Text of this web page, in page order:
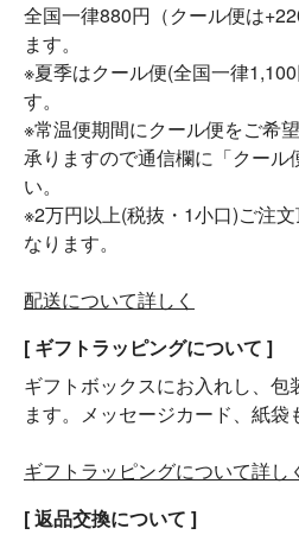
全国一律880円（クール便は
ます。
※夏季はクール便(全国一律
す。
※常温便期間にクール便をご希
承りますので通信欄に「クール
い。
※2万円以上(税抜・1小口)ご注
なります。
配送について詳しく
[ ギフトラッピングについて ]
ギフトボックスにお入れし、包
ます。メッセージカード、紙袋
ギフトラッピングについて詳し
[ 返品交換について ]